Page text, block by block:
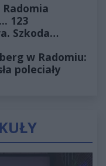
123
Szkoda
w Radomiu:
poleciały